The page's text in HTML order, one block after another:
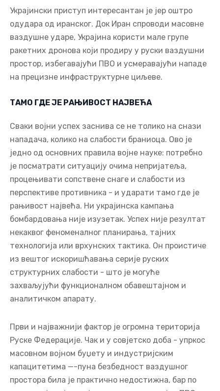
Украјински приступ интересантан је јер оштро
одудара од иранског. Док Иран спроводи масовне
ваздушне ударе, Украјина користи мале групе
ракетних дронова који продиру у руски ваздушни
простор, избегавајући ПВО и усмеравајући нападе
на прецизне инфраструктурне циљеве.
ТАМО ГДЕ ЈЕ РАЊИВОСТ НАЈВЕЋА
Сваки војни успех заснива се не толико на снази
нападача, колико на слабости браниоца. Ово је
једно од основних правила војне науке: потребно
је посматрати ситуацију очима непријатеља,
процењивати сопствене снаге и слабости из
перспективе противника - и ударати тамо где је
рањивост највећа. Ни украјинска кампања
бомбардовања није изузетак. Успех није резултат
некаквог феноменалног планирања, тајних
технологија или врхунских тактика. Он проистиче
из вештог искоришћавања серије руских
структурних слабости - што је могуће
захваљујући функционалном обавештајном и
аналитичком апарату.
Први и најважнији фактор је огромна територија
Руске Федерације. Чак и у совјетско доба - упркос
масовном војном буџету и индустријским
капацитетима —-пуна безбедност ваздушног
простора била је практично недостижна, бар по